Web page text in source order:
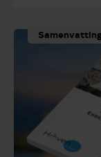
Samenvatting